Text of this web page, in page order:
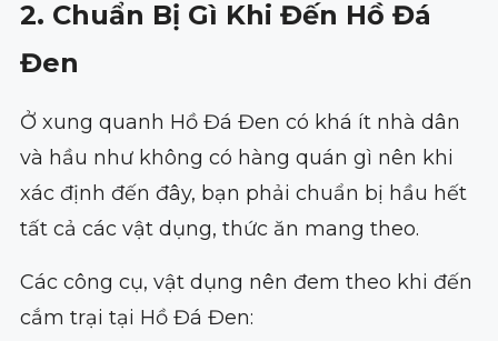
2. Chuẩn Bị Gì Khi Đến Hồ Đá
Đen
Ở xung quanh Hồ Đá Đen có khá ít nhà dân
và hầu như không có hàng quán gì nên khi
xác định đến đây, bạn phải chuẩn bị hầu hết
tất cả các vật dụng, thức ăn mang theo.
Các công cụ, vật dụng nên đem theo khi đến
cắm trại tại Hồ Đá Đen: